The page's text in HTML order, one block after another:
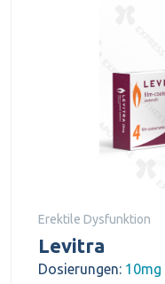
Erektile Dysfunktion
Levitra
Dosierungen: 10mg